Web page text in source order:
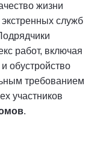
жизни
служб
работ, включая
обустройство
требованием
участников
.